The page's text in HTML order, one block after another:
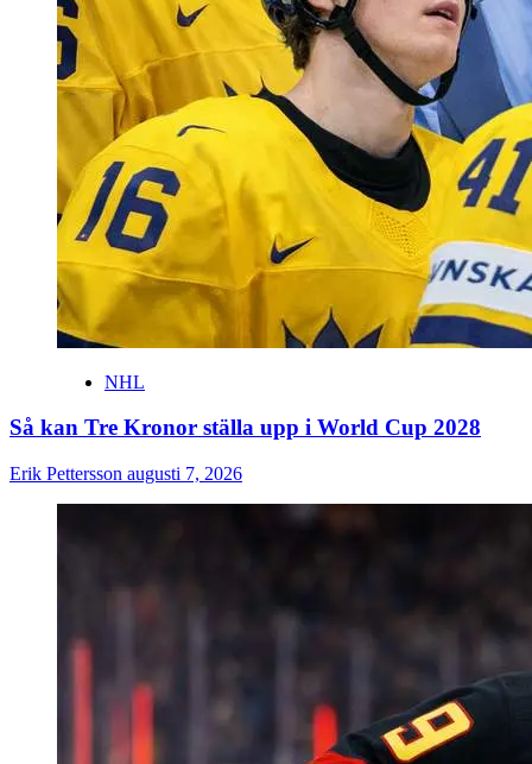
NHL
Så kan Tre Kronor ställa upp i World Cup 2028
Erik Pettersson augusti 7, 2026